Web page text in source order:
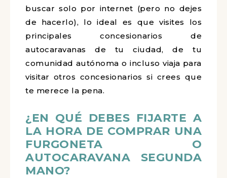
buscar solo por internet (pero no dejes
de hacerlo), lo ideal es que visites los
principales concesionarios de
autocaravanas de tu ciudad, de tu
comunidad autónoma o incluso viaja para
visitar otros concesionarios si crees que
te merece la pena.
¿EN QUÉ DEBES FIJARTE A
LA HORA DE COMPRAR UNA
FURGONETA O
AUTOCARAVANA SEGUNDA
MANO?